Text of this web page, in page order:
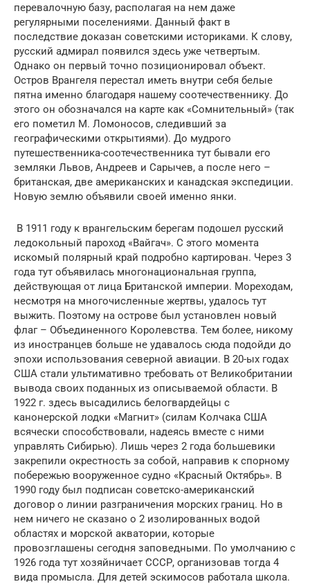
перевалочную базу, располагая на нем даже
регулярными поселениями. Данный факт в
последствие доказан советскими историками. К слову,
русский адмирал появился здесь уже четвертым.
Однако он первый точно позиционировал объект.
Остров Врангеля перестал иметь внутри себя белые
пятна именно благодаря нашему соотечественнику. До
этого он обозначался на карте как «Сомнительный» (так
его пометил М. Ломоносов, следивший за
географическими открытиями). До мудрого
путешественника-соотечественника тут бывали его
земляки Львов, Андреев и Сарычев, а после него –
британская, две американских и канадская экспедиции.
Новую землю объявили своей именно янки.
В 1911 году к врангельским берегам подошел русский
ледокольный пароход «Вайгач». С этого момента
искомый полярный край подробно картирован. Через 3
года тут объявилась многонациональная группа,
действующая от лица Британской империи. Мореходам,
несмотря на многочисленные жертвы, удалось тут
выжить. Поэтому на острове был установлен новый
флаг – Объединенного Королевства. Тем более, никому
из иностранцев больше не удавалось сюда подойди до
эпохи использования северной авиации. В 20-ых годах
США стали ультимативно требовать от Великобритании
вывода своих поданных из описываемой области. В
1922 г. здесь высадились белогвардейцы с
канонерской лодки «Магнит» (силам Колчака США
всячески способствовали, надеясь вместе с ними
управлять Сибирью). Лишь через 2 года большевики
закрепили окрестность за собой, направив к спорному
побережью вооруженное судно «Красный Октябрь». В
1990 году был подписан советско-американский
договор о линии разграничения морских границ. Но в
нем ничего не сказано о 2 изолированных водой
областях и морской акватории, которые
провозглашены сегодня заповедными. По умолчанию с
1926 года тут хозяйничает СССР, организовав тогда 4
вида промысла. Для детей эскимосов работала школа.